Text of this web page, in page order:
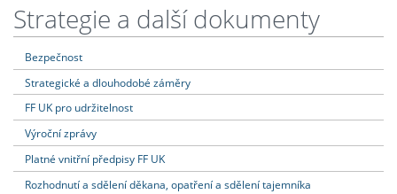
Strategie a další dokumenty
Bezpečnost
Strategické a dlouhodobé záměry
FF UK pro udržitelnost
Výroční zprávy
Platné vnitřní předpisy FF UK
Rozhodnutí a sdělení děkana, opatření a sdělení tajemníka